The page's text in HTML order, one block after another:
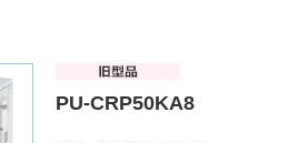
PU-CRP50KA8